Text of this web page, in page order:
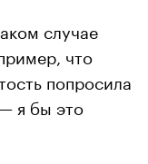
случае
что
попросила
я бы это